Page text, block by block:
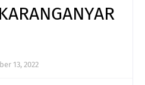
13, 2022